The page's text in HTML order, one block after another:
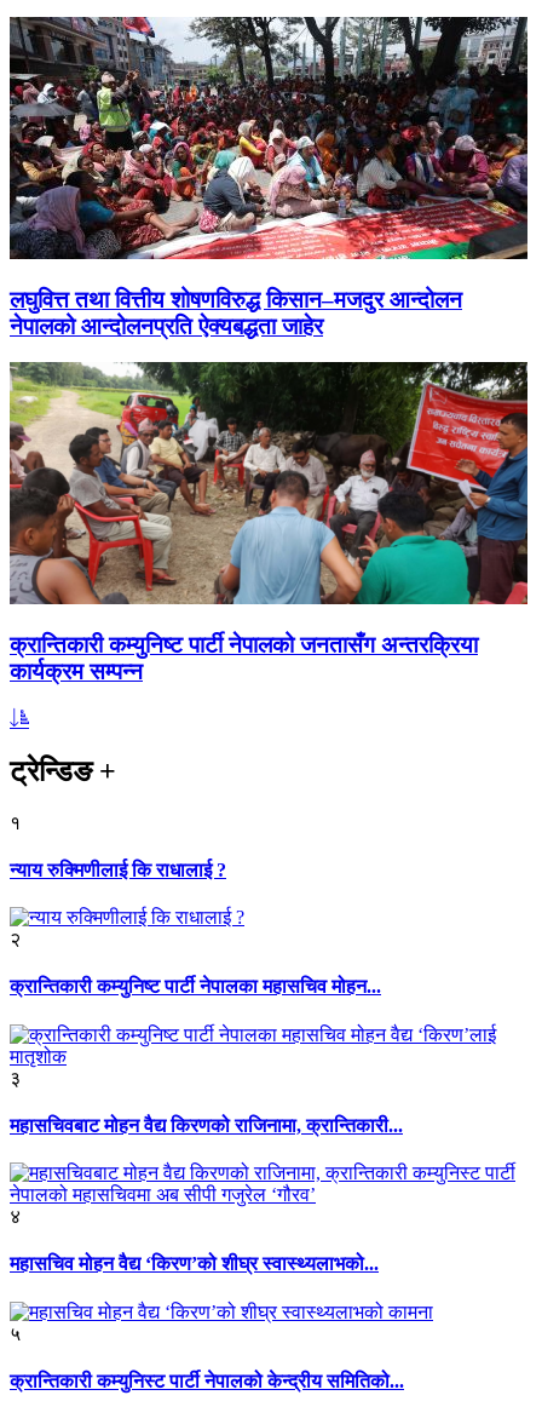
लघुवित्त तथा वित्तीय शोषणविरुद्ध किसान–मजदुर आन्दोलन
नेपालको आन्दोलनप्रति ऐक्यबद्धता जाहेर
क्रान्तिकारी कम्युनिष्ट पार्टी नेपालको जनतासँग अन्तरक्रिया
कार्यक्रम सम्पन्न
ट्रेन्डिङ+
१
न्याय रुक्मिणीलाई कि राधालाई ?
२
क्रान्तिकारी कम्युनिष्ट पार्टी नेपालका महासचिव मोहन...
३
महासचिवबाट मोहन वैद्य किरणको राजिनामा, क्रान्तिकारी...
४
महासचिव मोहन वैद्य ‘किरण’को शीघ्र स्वास्थ्यलाभको...
५
क्रान्तिकारी कम्युनिस्ट पार्टी नेपालको केन्द्रीय समितिको...